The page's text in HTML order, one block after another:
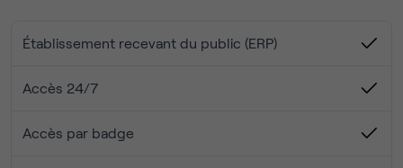
Un accès 7j/7
complétée par la fibre RJ45
de tous les occupants
Établissement recevant du public (ERP)
Accès 24/7
Accès par badge